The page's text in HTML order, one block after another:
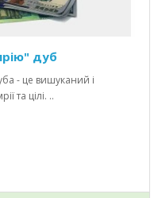
дуб
- це вишуканий і
та цілі. ..